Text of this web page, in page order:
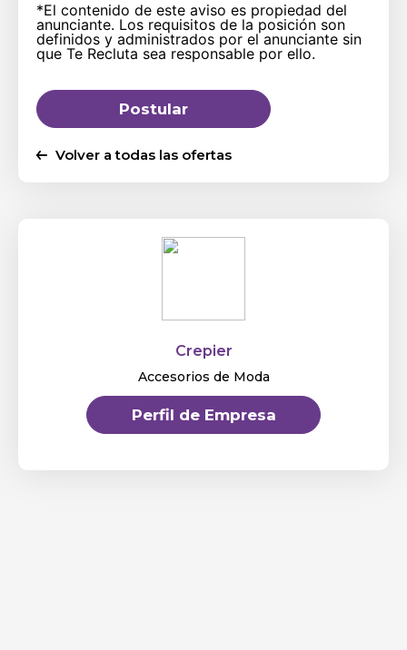
*El contenido de este aviso es propiedad del
anunciante. Los requisitos de la posición son
definidos y administrados por el anunciante sin
que Te Recluta sea responsable por ello.
Postular
Volver a todas las ofertas
Crepier
Accesorios de Moda
Perfil de Empresa